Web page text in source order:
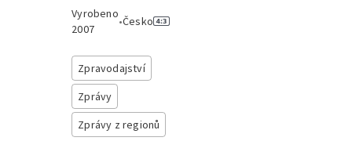
Vyrobeno
2007
•Česko
Zpravodajství
Zprávy
Zprávy z regionů